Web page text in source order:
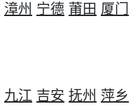
漳州 宁德 莆田 厦门
九江 吉安 抚州 萍乡